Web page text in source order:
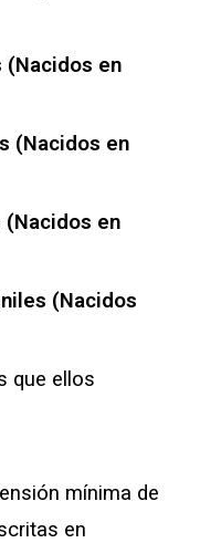
(Nacidos en
(Nacidos en
(Nacidos en
(Nacidos
que ellos
mínima de
en